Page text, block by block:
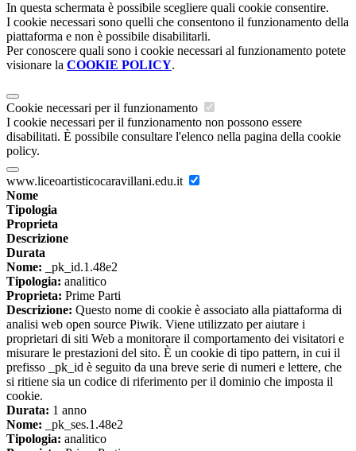
In questa schermata è possibile scegliere quali cookie consentire.
I cookie necessari sono quelli che consentono il funzionamento della
piattaforma e non è possibile disabilitarli.
Per conoscere quali sono i cookie necessari al funzionamento potete
visionare la COOKIE POLICY.
Cookie necessari per il funzionamento
I cookie necessari per il funzionamento non possono essere
disabilitati. È possibile consultare l'elenco nella pagina della cookie
policy.
www.liceoartisticocaravillani.edu.it
Nome
Tipologia
Proprieta
Descrizione
Durata
Nome: _pk_id.1.48e2
Tipologia: analitico
Proprieta: Prime Parti
Descrizione: Questo nome di cookie è associato alla piattaforma di
analisi web open source Piwik. Viene utilizzato per aiutare i
proprietari di siti Web a monitorare il comportamento dei visitatori e
misurare le prestazioni del sito. È un cookie di tipo pattern, in cui il
prefisso _pk_id è seguito da una breve serie di numeri e lettere, che
si ritiene sia un codice di riferimento per il dominio che imposta il
cookie.
Durata: 1 anno
Nome: _pk_ses.1.48e2
Tipologia: analitico